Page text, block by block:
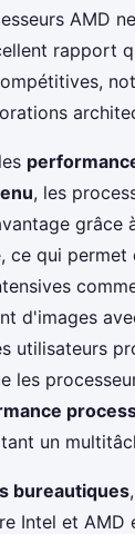
AMD
rapport
, les
grâce
ce qui permet
d'images
utilisateurs
les
un
bureautiques
Intel et AMD